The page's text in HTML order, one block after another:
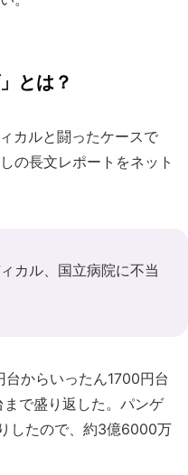
とは？
カルと闘ったケースで
の長文レポートをネット
カル、国立病院に不当
からいったん1700円台
で盛り返した。パンゲ
したので、約3億6000万